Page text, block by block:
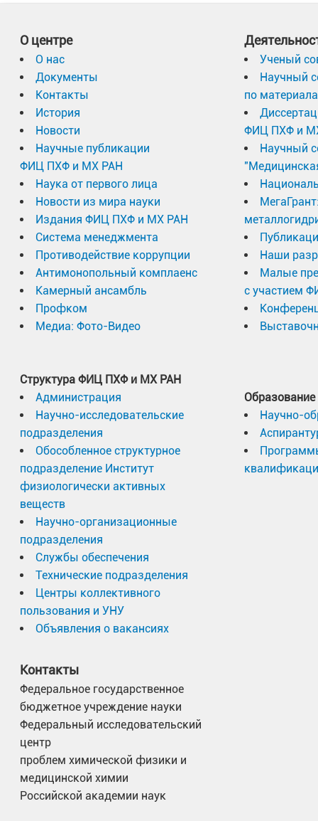
О центре
О нас
Документы
Контакты
История
Новости
Научные публикации
ФИЦ ПХФ и МХ РАН
Наука от первого лица
Новости из мира науки
Издания ФИЦ ПХФ и МХ РАН
Система менеджмента
Противодействие коррупции
Антимонопольный комплаенс
Камерный ансамбль
Профком
Медиа: Фото-Видео
Структура ФИЦ ПХФ и МХ РАН
Администрация
Научно-исследовательские
подразделения
Обособленное структурное
подразделение Институт
физиологически активных
веществ
Научно-организационные
подразделения
Службы обеспечения
Технические подразделения
Центры коллективного
пользования и УНУ
Объявления о вакансиях
Ученый
Научный
по
ФИЦ ПХФ и
Научный
Наши
Малые
с участием
Образование
Научно-
Контакты
Федеральное государственное
бюджетное учреждение науки
Федеральный исследовательский
центр
проблем химической физики и
медицинской химии
Российской академии наук